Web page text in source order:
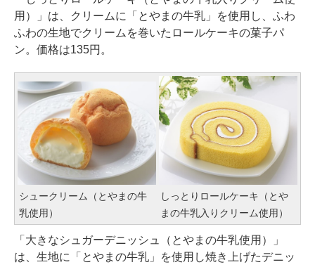
用）」は、クリームに「とやまの牛乳」を使用し、ふわ
ふわの生地でクリームを巻いたロールケーキの菓子パ
ン。価格は135円。
シュークリーム（とやまの牛
乳使用）
しっとりロールケーキ（とや
まの牛乳入りクリーム使用）
「大きなシュガーデニッシュ（とやまの牛乳使用）」
は、生地に「とやまの牛乳」を使用し焼き上げたデニッ